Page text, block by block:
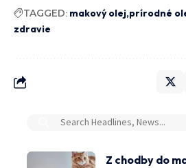
TAGGED: makový olej prírodné
zdravie
Z chodby do